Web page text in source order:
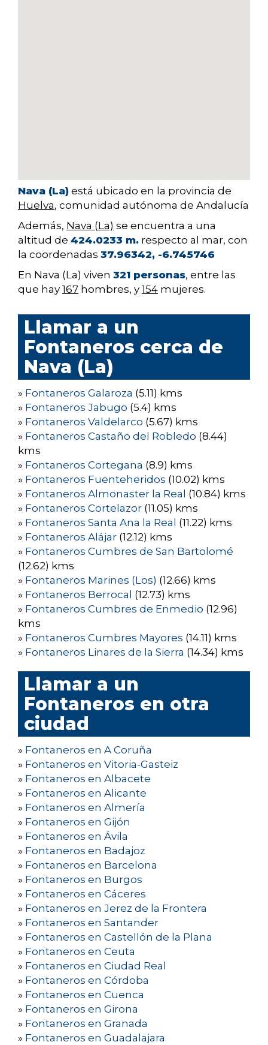
Nava (La) está ubicado en la provincia de
Huelva, comunidad autónoma de Andalucía
Además, Nava (La) se encuentra a una
altitud de 424.0233 m. respecto al mar, con
la coordenadas 37.96342, -6.745746
En Nava (La) viven 321 personas, entre las
que hay 167 hombres, y 154 mujeres.
Llamar a un
Fontaneros cerca de
Nava (La)
» Fontaneros Galaroza (5.11) kms
» Fontaneros Jabugo (5.4) kms
» Fontaneros Valdelarco (5.67) kms
» Fontaneros Castaño del Robledo (8.44)
kms
» Fontaneros Cortegana (8.9) kms
» Fontaneros Fuenteheridos (10.02) kms
» Fontaneros Almonaster la Real (10.84) kms
» Fontaneros Cortelazor (11.05) kms
» Fontaneros Santa Ana la Real (11.22) kms
» Fontaneros Alájar (12.12) kms
» Fontaneros Cumbres de San Bartolomé
(12.62) kms
» Fontaneros Marines (Los) (12.66) kms
» Fontaneros Berrocal (12.73) kms
» Fontaneros Cumbres de Enmedio (12.96)
kms
» Fontaneros Cumbres Mayores (14.11) kms
» Fontaneros Linares de la Sierra (14.34) kms
Llamar a un
Fontaneros en otra
ciudad
» Fontaneros en A Coruña
» Fontaneros en Vitoria-Gasteiz
» Fontaneros en Albacete
» Fontaneros en Alicante
» Fontaneros en Almería
» Fontaneros en Gijón
» Fontaneros en Ávila
» Fontaneros en Badajoz
» Fontaneros en Barcelona
» Fontaneros en Burgos
» Fontaneros en Cáceres
» Fontaneros en Jerez de la Frontera
» Fontaneros en Santander
» Fontaneros en Castellón de la Plana
» Fontaneros en Ceuta
» Fontaneros en Ciudad Real
» Fontaneros en Córdoba
» Fontaneros en Cuenca
» Fontaneros en Girona
» Fontaneros en Granada
» Fontaneros en Guadalajara